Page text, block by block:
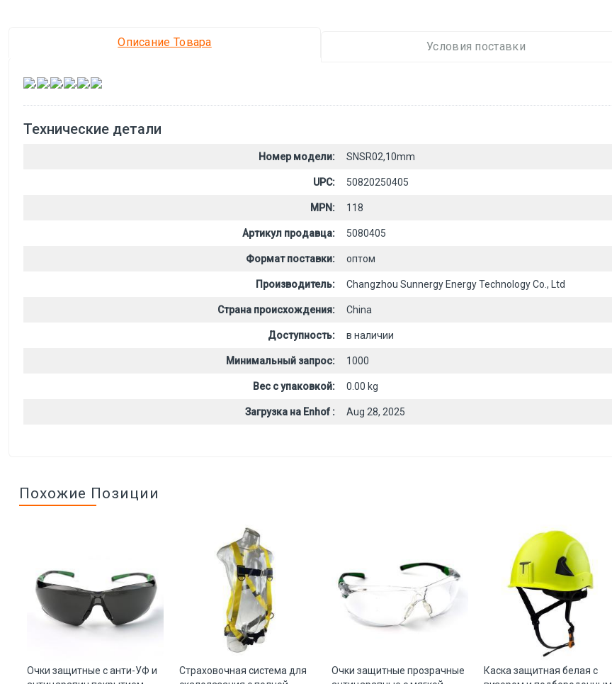
Описание Товара Условия поставки
, , , , ,
Технические детали
Номер модели: SNSR02,10mm
UPC: 50820250405
MPN: 118
Артикул продавца: 5080405
Формат поставки: оптом
Производитель: Changzhou Sunnergy Energy Technology Co., Ltd
Страна происхождения: China
Доступность: в наличии
Минимальный запрос: 1000
Вес с упаковкой: 0.00 kg
Загрузка на Enhof : Aug 28, 2025
Похожие Позиции
Очки защитные с анти-УФ и
Страховочная система для
Очки защитные прозрачные
Каска защитная белая с